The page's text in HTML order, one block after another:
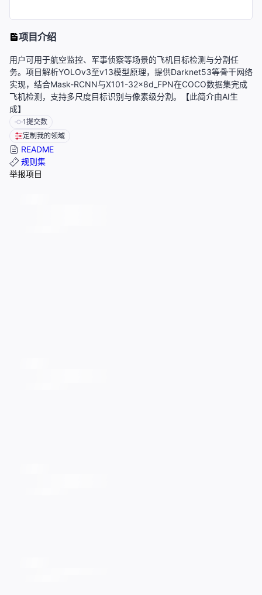
项目介绍
用户可用于航空监控、军事侦察等场景的飞机目标检测与分割任
务。项目解析YOLOv3至v13模型原理，提供Darknet53等骨干网络
实现，结合Mask-RCNN与X101-32x8d_FPN在COCO数据集完成
飞机检测，支持多尺度目标识别与像素级分割。【此简介由AI生
成】
1提交数
定制我的领域
README
规则集
举报项目